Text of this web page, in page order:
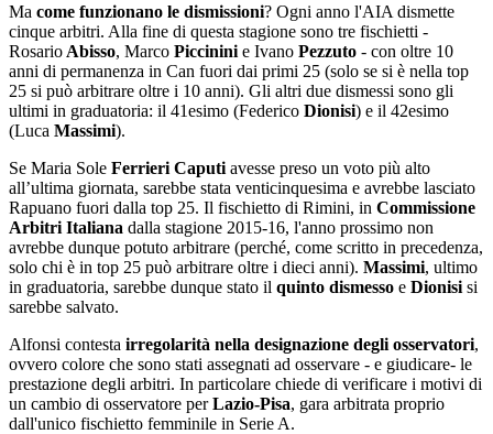
Ma come funzionano le dismissioni? Ogni anno l'AIA dismette
cinque arbitri. Alla fine di questa stagione sono tre fischietti -
Rosario Abisso, Marco Piccinini e Ivano Pezzuto - con oltre 10
anni di permanenza in Can fuori dai primi 25 (solo se si è nella top
25 si può arbitrare oltre i 10 anni). Gli altri due dismessi sono gli
ultimi in graduatoria: il 41esimo (Federico Dionisi) e il 42esimo
(Luca Massimi).
Se Maria Sole Ferrieri Caputi avesse preso un voto più alto
all’ultima giornata, sarebbe stata venticinquesima e avrebbe lasciato
Rapuano fuori dalla top 25. Il fischietto di Rimini, in Commissione
Arbitri Italiana dalla stagione 2015-16, l'anno prossimo non
avrebbe dunque potuto arbitrare (perché, come scritto in precedenza,
solo chi è in top 25 può arbitrare oltre i dieci anni). Massimi, ultimo
in graduatoria, sarebbe dunque stato il quinto dismesso e Dionisi si
sarebbe salvato.
Alfonsi contesta irregolarità nella designazione degli osservatori,
ovvero colore che sono stati assegnati ad osservare - e giudicare- le
prestazione degli arbitri. In particolare chiede di verificare i motivi di
un cambio di osservatore perLazio-Pisa, gara arbitrata proprio
dall'unico fischietto femminile in Serie A.